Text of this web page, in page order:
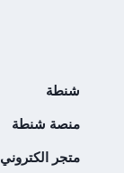
شنطة
منصة شنطة
متجر الكتروني